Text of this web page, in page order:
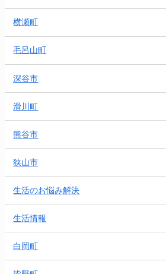
横瀬町
毛呂山町
深谷市
滑川町
熊谷市
狭山市
生活のお悩み解決
生活情報
白岡町